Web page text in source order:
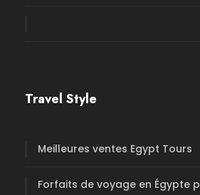
Travel Style
Meilleures ventes Egypt Tours
Forfaits de voyage en Égypte